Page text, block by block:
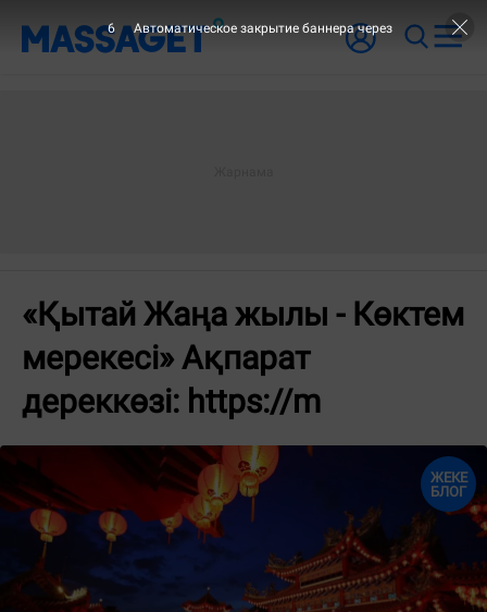
«Қытай Жаңа жылы - Көктем
мерекесі» Ақпарат
дереккөзі: https://m
ЖЕКЕ
БЛОГ
6 Автоматическое закрытие баннера через